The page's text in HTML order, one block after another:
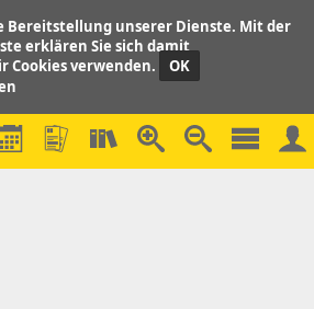
Bereitstellung unserer Dienste. Mit der
erklären Sie sich damit
Cookies verwenden.
OK